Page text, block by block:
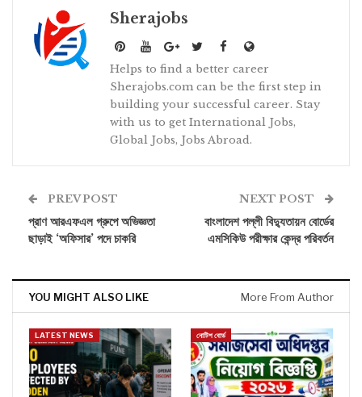
Sherajobs
Helps to find a better career
Sherajobs.com can be the first step in
building your successful career. Stay
with us to get International Jobs,
Global Jobs, Jobs Abroad.
PREV POST
প্রাণ আরএফএল গ্রুপে অভিজ্ঞতা
ছাড়াই ‘অফিসার’ পদে চাকরি
NEXT POST
বাংলাদেশ পল্লী বিদ্যুতায়ন বোর্ডের
এমসিকিউ পরীক্ষার কেন্দ্র পরিবর্তন
YOU MIGHT ALSO LIKE More From Author
LATEST NEWS নোটিশ বোর্ড